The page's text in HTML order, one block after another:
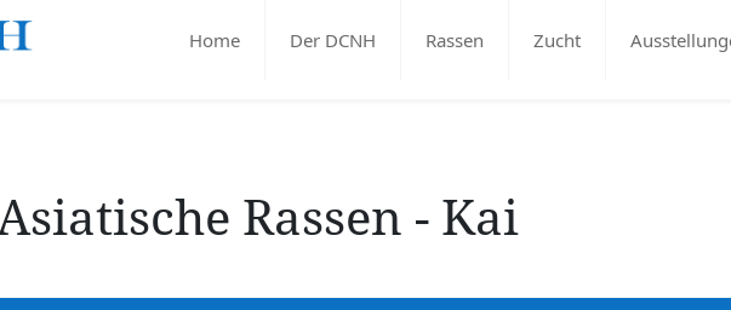
Home Der DCNH Rassen Zucht
Rassen - Kai